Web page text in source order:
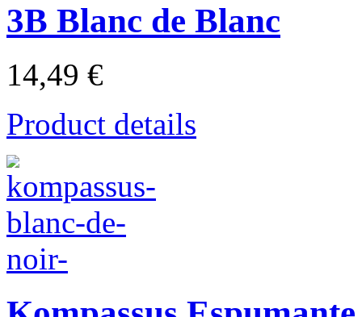
3B Blanc de Blanc
14,49 €
Product details